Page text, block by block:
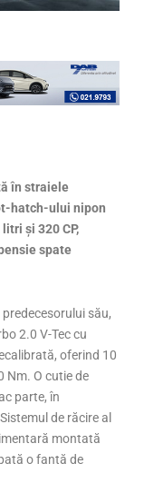
în straiele
hatch-ului nipon
și 320 CP,
spate
său,
2.0 V-Tec cu
oferind 10
Nm. O cutie de
parte, în
de răcire al
montată
o fantă de